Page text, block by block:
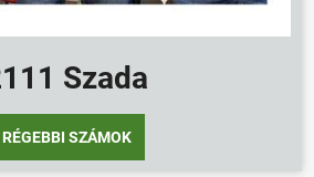
ÜGYINTÉZÉS
KÖZÖSSÉG
Szada
RÉGEBBI SZÁMOK